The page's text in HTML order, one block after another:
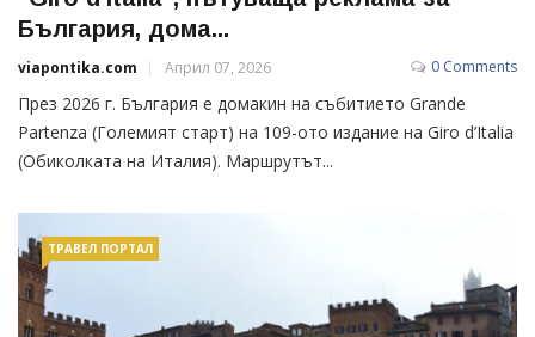
България, дома...
viapontika.com Април 07, 2026 0 Comments
През 2026 г. България е домакин на събитието Grande
Partenza (Големият старт) на 109-ото издание на Giro d’Italia
(Обиколката на Италия). Маршрутът...
ТРАВЕЛ ПОРТАЛ